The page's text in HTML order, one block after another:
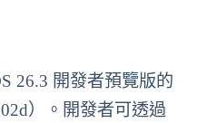
26.3 開發者預覽版的
）。開發者可透過